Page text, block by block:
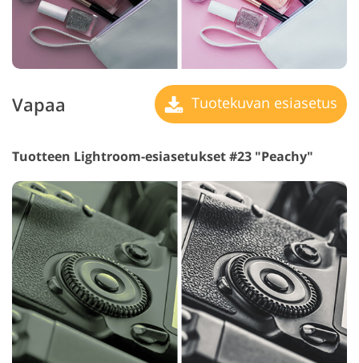
Vapaa Tuotekuvan esiasetus
Tuotteen Lightroom-esiasetukset #23 "Peachy"